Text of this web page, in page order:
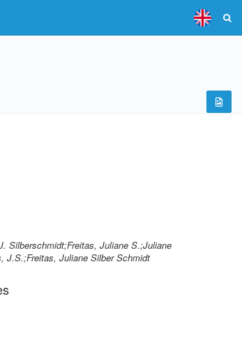
Silberschmidt;Freitas, Juliane S.;Juliane
J.S.;Freitas, Juliane Silber Schmidt